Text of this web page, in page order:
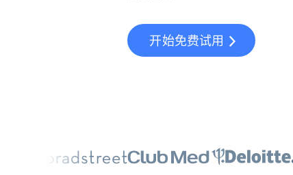
开始免费试用